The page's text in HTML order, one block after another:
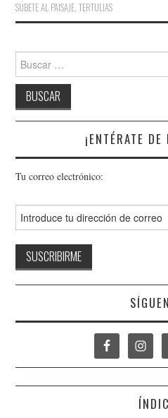
SÚBETE AL PAISAJE,TERTULIAS
Buscar:
¡ENTÉRATE
Tu correo electrónico: